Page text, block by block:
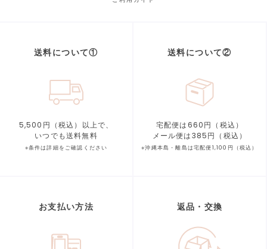
送料について①
5,500円（税込）以上で、
いつでも送料無料
※条件は詳細をご確認ください
送料について②
宅配便は660円（税込）
メール便は385円（税込）
※沖縄本島・離島は宅配便1,100円（税込）
お支払い方法 返品・交換